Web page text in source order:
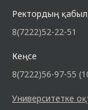
Ректордың
8(7222)52-22-51
Кеңсе
8(7222)56-97-55
Университетке